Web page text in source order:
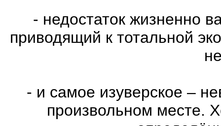
- недостаток жизненно
приводящий к тотальной
- и самое изуверское –
произвольном месте.